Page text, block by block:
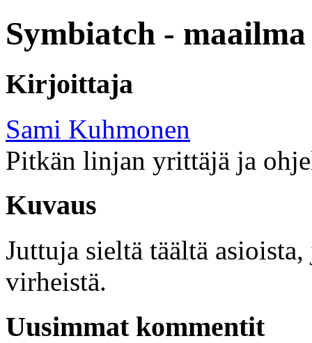
Symbiatch -
Kirjoittaja
Sami Kuhmonen
Pitkän linjan yrittäjä ja
Kuvaus
Juttuja sieltä täältä
virheistä.
Uusimmat kommentit